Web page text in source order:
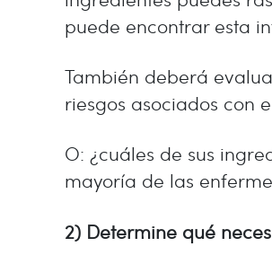
puede encontrar esta
También deberá
riesgos asociados con
O: ¿cuáles de sus
mayoría de las
2) Determine qué